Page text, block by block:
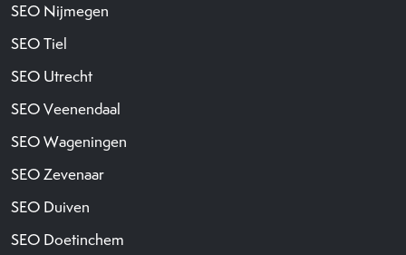
SEO Nijmegen
SEO Tiel
SEO Utrecht
SEO Veenendaal
SEO Wageningen
SEO Zevenaar
SEO Duiven
SEO Doetinchem